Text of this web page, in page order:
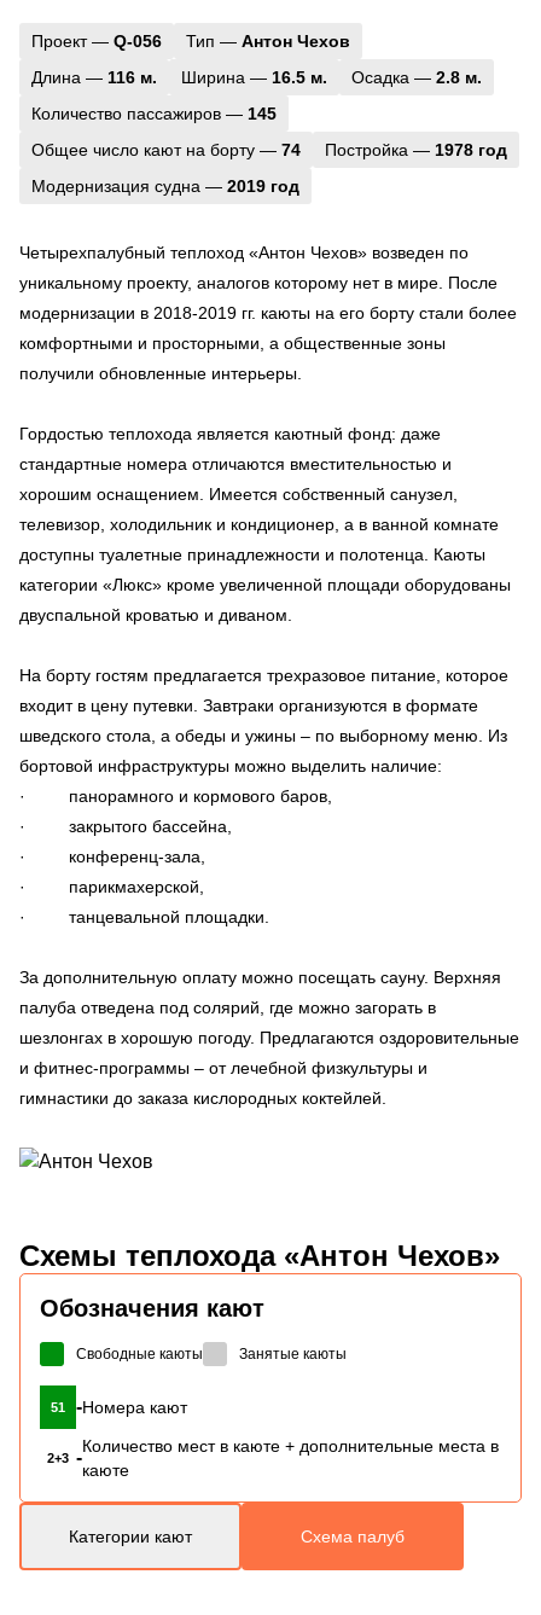
Проект — Q-056 Тип — Антон Чехов
Длина — 116 м. Ширина — 16.5 м. Осадка — 2.8 м.
Количество пассажиров — 145
Общее число кают на борту — 74 Постройка — 1978 год
Модернизация судна — 2019 год
Четырехпалубный теплоход «Антон Чехов» возведен по
уникальному проекту, аналогов которому нет в мире. После
модернизации в 2018-2019 гг. каюты на его борту стали более
комфортными и просторными, а общественные зоны
получили обновленные интерьеры.
Гордостью теплохода является каютный фонд: даже
стандартные номера отличаются вместительностью и
хорошим оснащением. Имеется собственный санузел,
телевизор, холодильник и кондиционер, а в ванной комнате
доступны туалетные принадлежности и полотенца. Каюты
категории «Люкс» кроме увеличенной площади оборудованы
двуспальной кроватью и диваном.
На борту гостям предлагается трехразовое питание, которое
входит в цену путевки. Завтраки организуются в формате
шведского стола, а обеды и ужины – по выборному меню. Из
бортовой инфраструктуры можно выделить наличие:
· панорамного и кормового баров,
· закрытого бассейна,
· конференц-зала,
· парикмахерской,
· танцевальной площадки.
За дополнительную оплату можно посещать сауну. Верхняя
палуба отведена под солярий, где можно загорать в
шезлонгах в хорошую погоду. Предлагаются оздоровительные
и фитнес-программы – от лечебной физкультуры и
гимнастики до заказа кислородных коктейлей.
Схемы теплохода «Антон Чехов»
Обозначения кают
Свободные каюты Занятые каюты
51 -Номера кают
2+3 -
Количество мест в каюте + дополнительные места в
каюте
Категории кают Схема палуб